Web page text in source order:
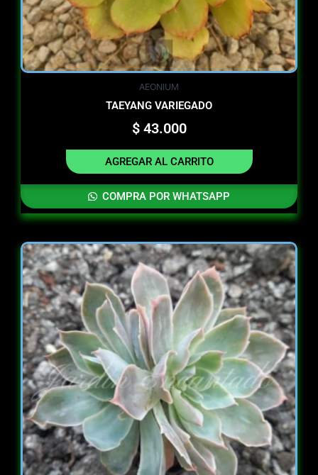
AEONIUM
TAEYANG VARIEGADO
$43.000
AGREGAR AL CARRITO
COMPRA POR WHATSAPP